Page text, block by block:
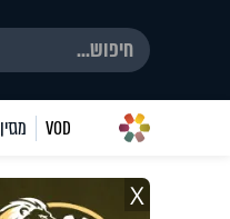
VOD מגזין
X